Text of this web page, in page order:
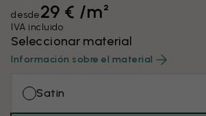
desde29 € /m²
IVA incluido
Seleccionar material
Información sobre el material
Satin